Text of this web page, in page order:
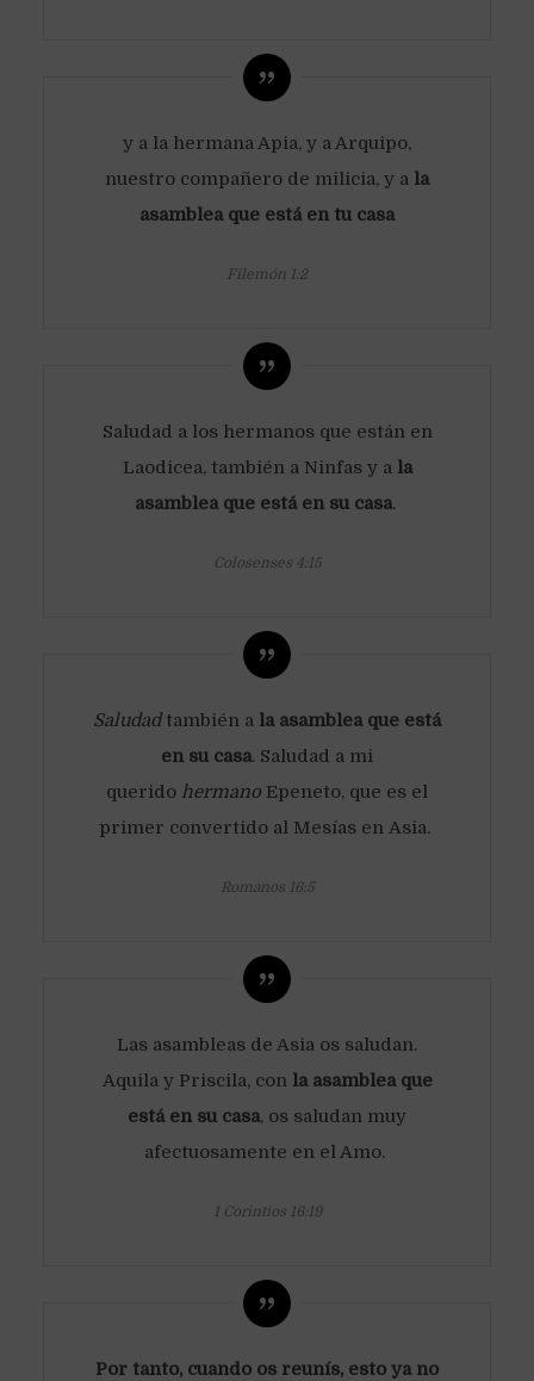
y a la hermana Apia, y a Arquipo,
nuestro compañero de milicia, y a la
asamblea que está en tu casa
Filemón 1:2
Saludad a los hermanos que están en
Laodicea, también a Ninfas y a la
asamblea que está en su casa.
Colosenses 4:15
Saludadtambién a la asamblea que está
en su casa. Saludad a mi
querido hermano Epeneto, que es el
primer convertido al Mesías en Asia.
Romanos 16:5
Las asambleas de Asia os saludan.
Aquila y Priscila, con la asamblea que
está en su casa, os saludan muy
afectuosamente en el Amo.
1 Corintios 16:19
Por tanto, cuando os reunís, esto ya no